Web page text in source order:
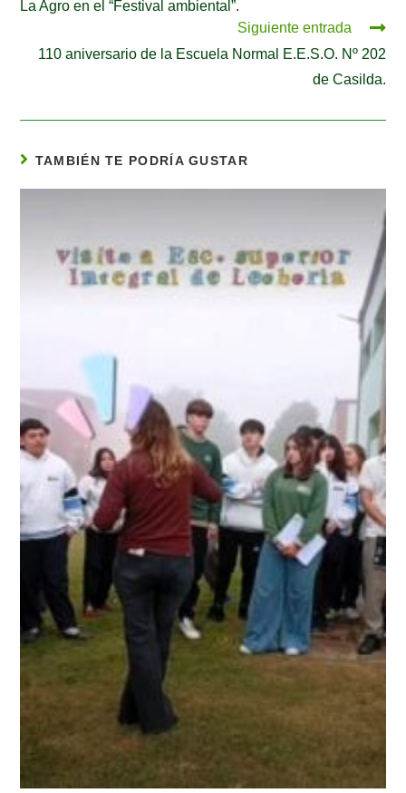
La Agro en el “Festival ambiental”.
Siguiente entrada
110 aniversario de la Escuela Normal E.E.S.O. Nº 202
de Casilda.
TAMBIÉN TE PODRÍA GUSTAR